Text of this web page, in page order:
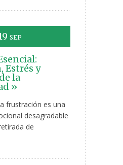
SEP
Estrés y
la
»
frustración es una
desagradable
de